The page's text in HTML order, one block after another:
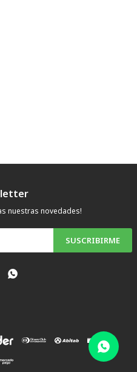
nuestras novedades!
SUSCRIBIRME
